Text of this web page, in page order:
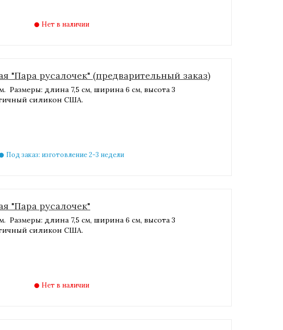
Нет в наличии
"Пара русалочек" (предварительный заказ)
Размеры: длина 7,5 см, ширина 6 см, высота 3
силикон США.
Под заказ: изготовление 2-3 недели
"Пара русалочек"
Размеры: длина 7,5 см, ширина 6 см, высота 3
силикон США.
Нет в наличии